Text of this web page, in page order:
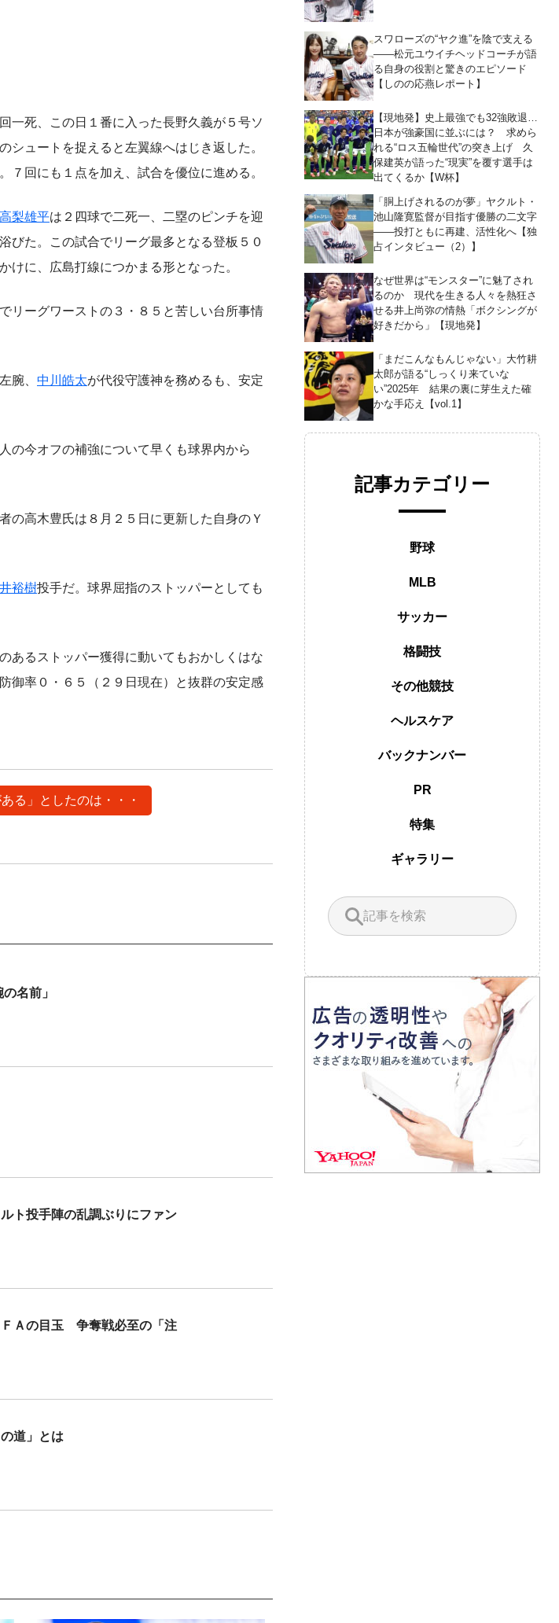
一死、この日１番に入った長野久義が５号ソ
シュートを捉えると左翼線へはじき返した。
回にも１点を加え、試合を優位に進める。
高梨雄平は２四球で二死一、二塁のピンチを迎
びた。この試合でリーグ最多となる登板５０
に、広島打線につかまる形となった。
リーグワーストの３・８５と苦しい台所事情
腕、 中川皓太が代役守護神を務めるも、安定
の今オフの補強について早くも球界内から
の高木豊氏は８月２５日に更新した自身のＹ
裕樹投手だ。球界屈指のストッパーとしても
あるストッパー獲得に動いてもおかしくはな
御率０・６５（２９日現在）と抜群の安定感
る」としたのは・・・
名前」
ト投手陣の乱調ぶりにファン
ＦＡの目玉 争奪戦必至の「注
道」とは
スワローズの“ヤク進”を陰で支える
――松元ユウイチヘッドコーチが語
る自身の役割と驚きのエピソード
【しのの応燕レポート】
【現地発】史上最強でも32強敗退…
日本が強豪国に並ぶには？ 求めら
れる“ロス五輪世代”の突き上げ 久
保建英が語った“現実”を覆す選手は
出てくるか【W杯】
「胴上げされるのが夢」ヤクルト・
池山隆寛監督が目指す優勝の二文字
――投打ともに再建、活性化へ【独
占インタビュー（2）】
なぜ世界は“モンスター”に魅了され
るのか 現代を生きる人々を熱狂さ
せる井上尚弥の情熱「ボクシングが
好きだから」【現地発】
「まだこんなもんじゃない」大竹耕
太郎が語る“しっくり来ていな
い”2025年 結果の裏に芽生えた確
かな手応え【vol.1】
記事カテゴリー
野球
MLB
サッカー
格闘技
その他競技
ヘルスケア
バックナンバー
PR
特集
ギャラリー